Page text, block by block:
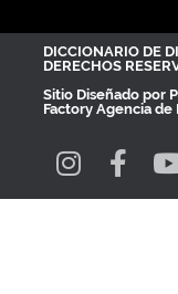
DICCIONARIO DE
DERECHOS
Sitio Diseñado por
Factory Agencia de